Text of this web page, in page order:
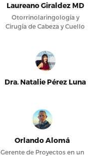
Laureano Giraldez MD
Otorrinolaringología y
Cirugía de Cabeza y Cuello
Dra. Natalie Pérez Luna
Orlando Alomá
Gerente de Proyectos en un